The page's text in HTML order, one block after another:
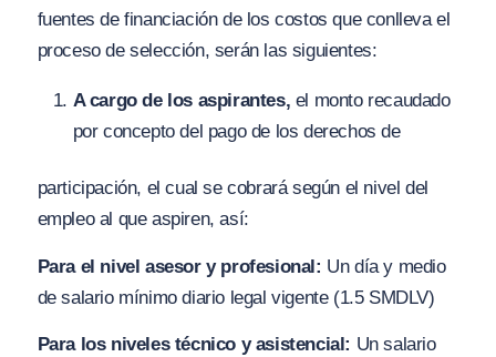
fuentes de financiación de los costos que conlleva el
proceso de selección, serán las siguientes:
A cargo de los aspirantes, el monto recaudado
por concepto del pago de los derechos de
participación, el cual se cobrará según el nivel del
empleo al que aspiren, así:
Para el nivel asesor y profesional: Un día y medio
de salario mínimo diario legal vigente (1.5 SMDLV)
Para los niveles técnico y asistencial: Un salario